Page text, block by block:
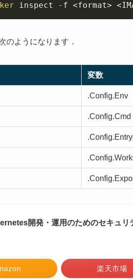
inspect -f <format> <
のようになります．
変数
.Config.Env
.Config.Cmd
開発・運用のためのセキュ
楽天市場